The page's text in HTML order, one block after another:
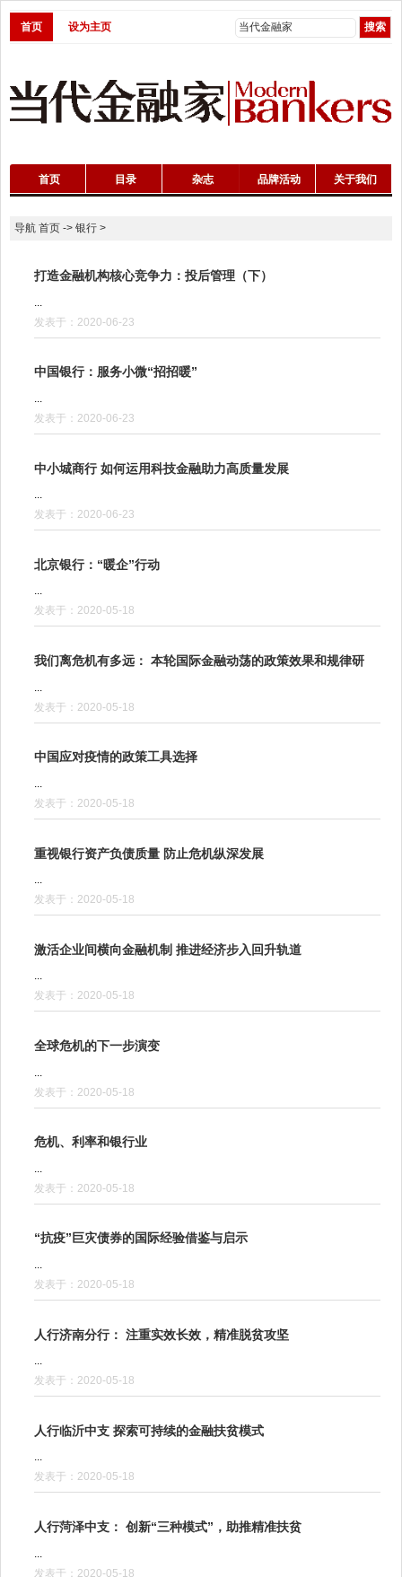
首页 设为主页
首页 目录 杂志 品牌活动 关于我们
导航 首页-> 银行>
打造金融机构核心竞争力：投后管理（下）
发表于：2020-06-23
中国银行：服务小微“招招暖”
...
发表于：2020-06-23
中小城商行 如何运用科技金融助力高质量发展
...
发表于：2020-06-23
北京银行：“暖企”行动
...
发表于：2020-05-18
我们离危机有多远： 本轮国际金融动荡的政策效果和规律研
发表于：2020-05-18
中国应对疫情的政策工具选择
...
发表于：2020-05-18
重视银行资产负债质量 防止危机纵深发展
...
发表于：2020-05-18
激活企业间横向金融机制 推进经济步入回升轨道
...
发表于：2020-05-18
全球危机的下一步演变
发表于：2020-05-18
危机、利率和银行业
发表于：2020-05-18
“抗疫”巨灾债券的国际经验借鉴与启示
...
发表于：2020-05-18
人行济南分行： 注重实效长效，精准脱贫攻坚
...
发表于：2020-05-18
人行临沂中支 探索可持续的金融扶贫模式
...
发表于：2020-05-18
人行菏泽中支： 创新“三种模式”，助推精准扶贫
发表于：2020-05-18